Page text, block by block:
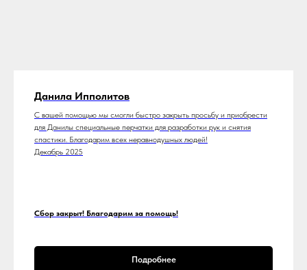
Данила Ипполитов
С вашей помощью мы смогли быстро закрыть просьбу и приобрести
для Данилы специальные перчатки для разработки рук и снятия
спастики. Благодарим всех неравнодушных людей!
Декабрь 2025
Сбор закрыт! Благодарим за помощь!
Подробнее